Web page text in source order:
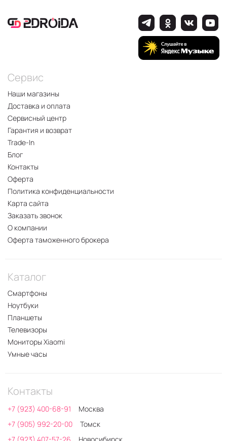
Сервис
Наши магазины
Доставка и оплата
Сервисный центр
Гарантия и возврат
Trade-In
Блог
Контакты
Оферта
Политика конфиденциальности
Карта сайта
Заказать звонок
О компании
Оферта таможенного брокера
Каталог
Смартфоны
Ноутбуки
Планшеты
Телевизоры
Мониторы Xiaomi
Умные часы
Контакты
+7 (923) 400-68-91
Москва
+7 (905) 992-20-00
Томск